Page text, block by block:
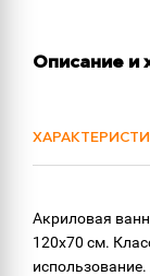
Описание и
Акриловая
120х70 см.
использование.